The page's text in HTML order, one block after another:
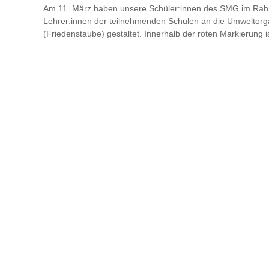
Am 11. März haben unsere Schüler:innen des SMG im
Lehrer:innen der teilnehmenden Schulen an die
(Friedenstaube) gestaltet. Innerhalb der roten Markierung